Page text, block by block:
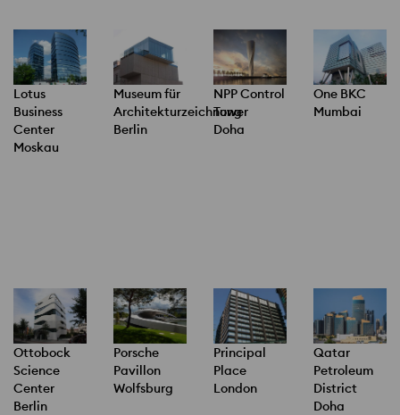
Lotus
Business
Center
Moskau
Museum für
Architekturzeichnung
Berlin
NPP Control
Tower
Doha
One BKC
Mumbai
Ottobock
Science
Center
Berlin
Porsche
Pavillon
Wolfsburg
Principal
Place
London
Qatar
Petroleum
District
Doha